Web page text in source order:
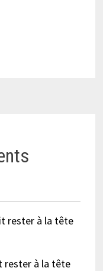
rester à la tête
rester à la tête